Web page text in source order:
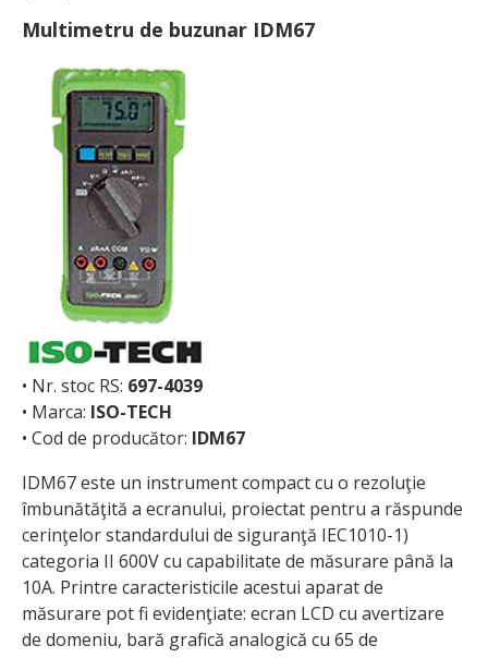
Multimetru de buzunar IDM67
• Nr. stoc RS: 697-4039
• Marca: ISO-TECH
• Cod de producător: IDM67
IDM67 este un instrument compact cu o rezoluţie
îmbunătăţită a ecranului, proiectat pentru a răspunde
cerinţelor standardului de siguranţă IEC1010-1)
categoria II 600V cu capabilitate de măsurare până la
10A. Printre caracteristicile acestui aparat de
măsurare pot fi evidenţiate: ecran LCD cu avertizare
de domeniu, bară grafică analogică cu 65 de